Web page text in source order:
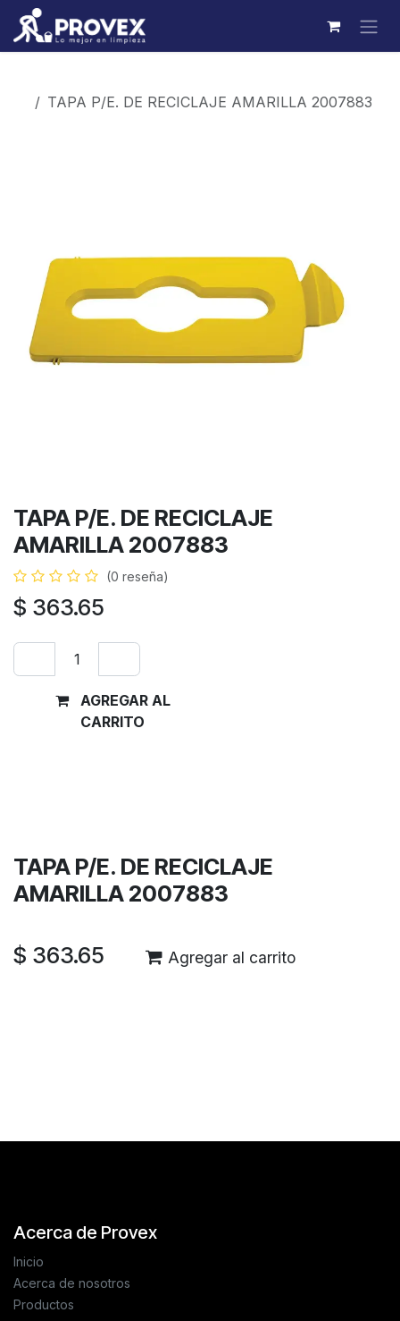
Ir al contenido
TAPA P/E. DE RECICLAJE AMARILLA 2007883
TAPA P/E. DE RECICLAJE
AMARILLA 2007883
(0 reseña)
$ 363.65
AGREGAR AL
CARRITO
TAPA P/E. DE RECICLAJE
AMARILLA 2007883
$ 363.65 Agregar al carrito
Acerca de Provex
Inicio
Acerca de nosotros
Productos